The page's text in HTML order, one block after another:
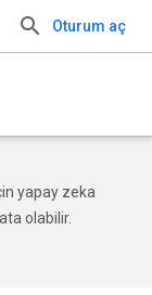
Oturum aç
yapay zeka
olabilir.